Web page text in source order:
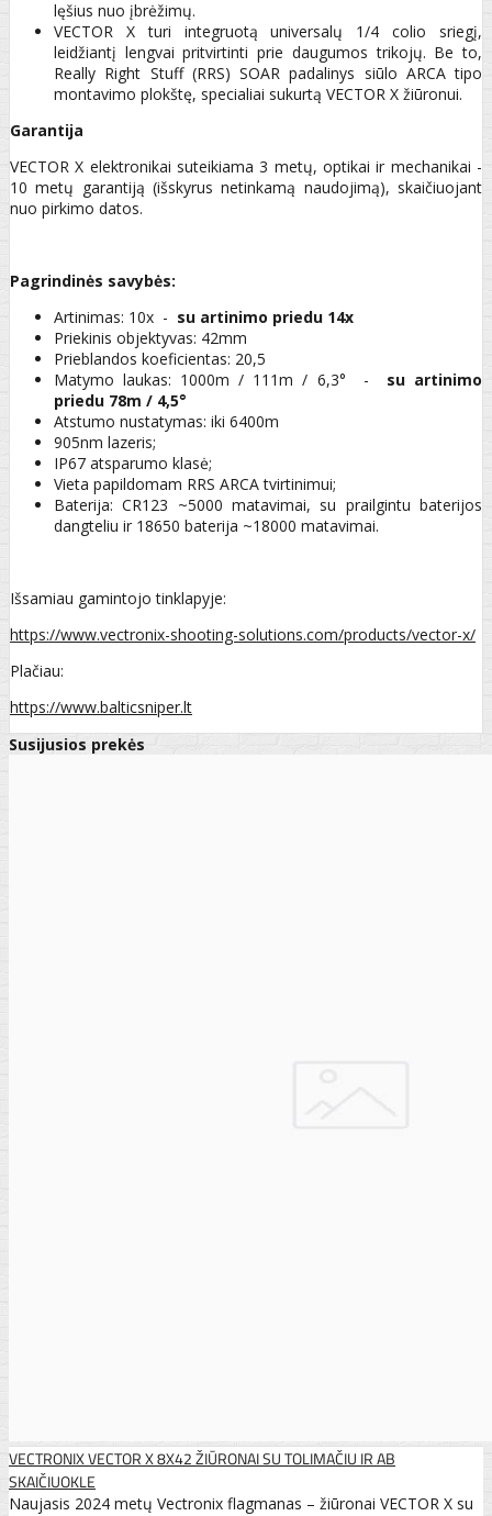
lęšius nuo įbrėžimų.
VECTOR X turi integruotą universalų 1/4 colio sriegį,
leidžiantį lengvai pritvirtinti prie daugumos trikojų. Be to,
Really Right Stuff (RRS) SOAR padalinys siūlo ARCA tipo
montavimo plokštę, specialiai sukurtą VECTOR X žiūronui.
Garantija
VECTOR X elektronikai suteikiama 3 metų, optikai ir mechanikai -
10 metų garantiją (išskyrus netinkamą naudojimą), skaičiuojant
nuo pirkimo datos.
Pagrindinės savybės:
Artinimas: 10x - su artinimo priedu 14x
Priekinis objektyvas: 42mm
Prieblandos koeficientas: 20,5
Matymo laukas: 1000m / 111m / 6,3° - su artinimo
priedu 78m / 4,5°
Atstumo nustatymas: iki 6400m
905nm lazeris;
IP67 atsparumo klasė;
Vieta papildomam RRS ARCA tvirtinimui;
Baterija: CR123 ~5000 matavimai, su prailgintu baterijos
dangteliu ir 18650 baterija ~18000 matavimai.
Išsamiau gamintojo tinklapyje:
https://www.vectronix-shooting-solutions.com/products/vector-x/
Plačiau:
https://www.balticsniper.lt
Susijusios prekės
VECTRONIX VECTOR X 8X42 ŽIŪRONAI SU TOLIMAČIU IR AB
SKAIČIUOKLE
Naujasis 2024 metų Vectronix flagmanas – žiūronai VECTOR X su